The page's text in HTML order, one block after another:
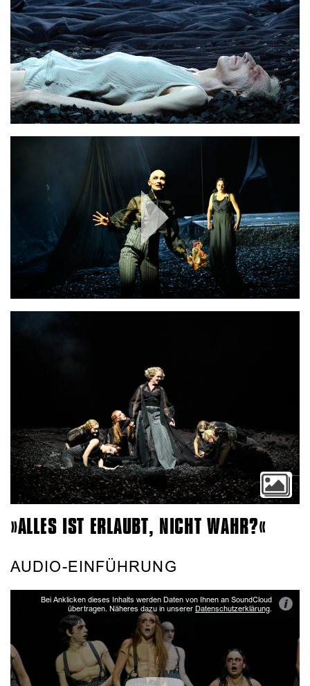
Play
Video
»ALLES IST ERLAUBT, NICHT WAHR?«
AUDIO-EINFÜHRUNG
Bei Anklicken dieses Inhalts werden Daten von Ihnen an SoundCloud
übertragen. Näheres dazu in unserer Datenschutzerklärung. i